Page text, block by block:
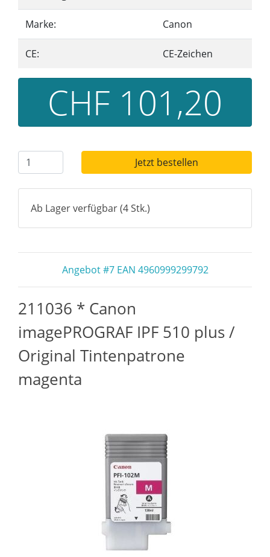
Marke: Canon
CE: CE-Zeichen
CHF 101,20
Jetzt bestellen
Ab Lager verfügbar (4 Stk.)
Angebot #7 EAN 4960999299792
211036 * Canon
imagePROGRAF IPF 510 plus /
Original Tintenpatrone
magenta